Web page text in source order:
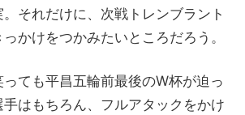
それだけに、次戦トレンブラント
かけをつかみたいところだろう。
ても平昌五輪前最後のW杯が迫っ
はもちろん、フルアタックをかけ